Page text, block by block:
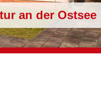
an der Ostsee